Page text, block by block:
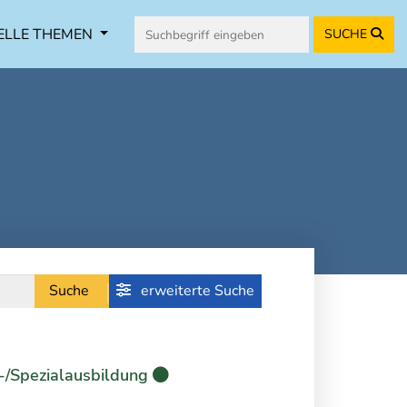
THEMEN SUCHE
Suche erweiterte Suche
Spezialausbildung